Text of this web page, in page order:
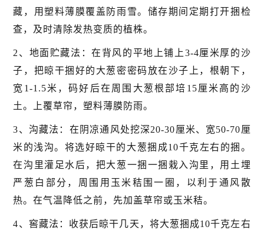
藏，用塑料薄膜覆盖防雨雪。储存期间定期打开捆检
查，及时清除发热变质的植株。
2、地面贮藏法：在背风的平地上铺上3-4厘米厚的沙
子，把晾干捆好的大葱密密码放在沙子上，根朝下，
宽1-1.5米，码好后在周围大葱根部培15厘米高的沙
土。上覆草帘，塑料薄膜防雨。
3、沟藏法：在阴凉通风处挖深20-30厘米、宽50-70厘
米的浅沟。将选好晾干的大葱捆成10千克左右的捆。
在沟里灌足水后，把大葱一捆一捆栽入沟里，用土埋
严葱白部分，周围用玉米秸围一圈，以利于通风散
热。在气温降低之前，先加盖草帘或玉米秸。
4、窖藏法：收获后晾干几天，将大葱捆成10千克左右